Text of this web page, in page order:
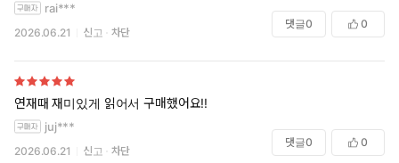
rai***
2026.06.21 신고 차단
댓글0 0
연재때 재미있게 읽어서 구매했어요!!
juj***
2026.06.21 신고 차단
댓글0 0